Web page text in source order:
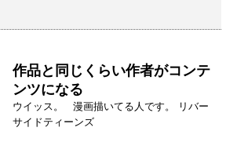
作品と同じくらい作者がコンテ
ンツになる
ウイッス。 漫画描いてる人です。 リバー
サイドティーンズ